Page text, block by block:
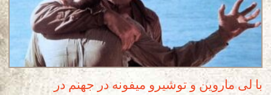
با لی ماروین و توشیرو میفونه در جهنم در